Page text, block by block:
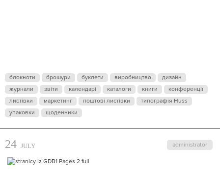
блокноти брошури буклети виробництво
дизайн
журнали
звіти календарі каталоги книги
конференції
листівки
маркетинг поштові листівки
типографія Huss
упаковки
щоденники
administrator
24 JULY